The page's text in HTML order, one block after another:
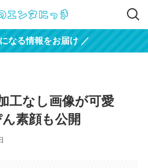
なる情報をお届け ／
工なし画像が可愛
素顔も公開